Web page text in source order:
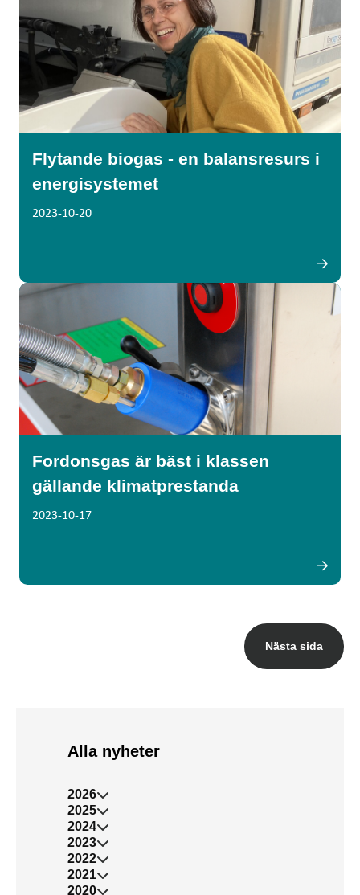
Flytande biogas - en balansresurs i
energisystemet
2023-10-20
Fordonsgas är bäst i klassen
gällande klimatprestanda
2023-10-17
Nästa sida
Alla nyheter
2026
2025
2024
2023
2022
2021
2020